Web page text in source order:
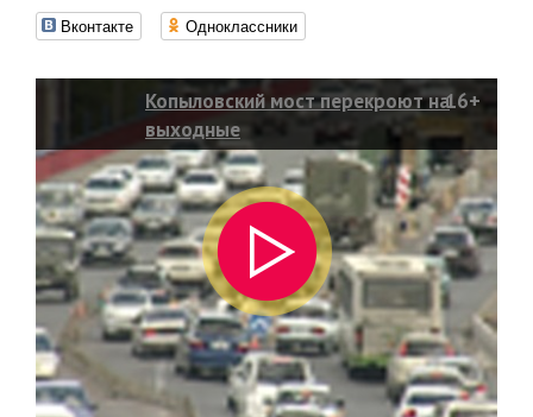
Вконтакте Одноклассники
Копыловский мост перекроют на
выходные
16+